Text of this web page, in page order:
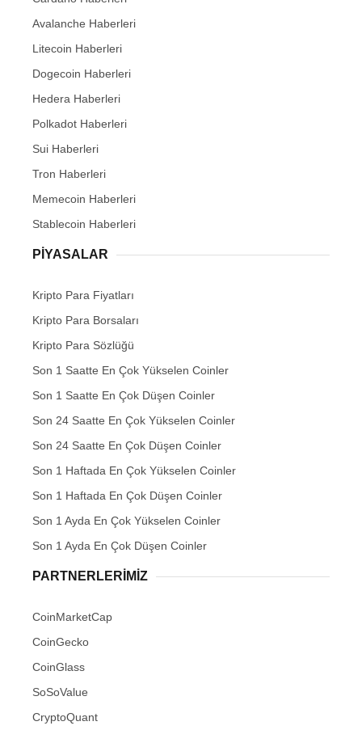
Avalanche Haberleri
Litecoin Haberleri
Dogecoin Haberleri
Hedera Haberleri
Polkadot Haberleri
Sui Haberleri
Tron Haberleri
Memecoin Haberleri
Stablecoin Haberleri
PIYASALAR
Kripto Para Fiyatları
Kripto Para Borsaları
Kripto Para Sözlüğü
Son 1 Saatte En Çok Yükselen Coinler
Son 1 Saatte En Çok Düşen Coinler
Son 24 Saatte En Çok Yükselen Coinler
Son 24 Saatte En Çok Düşen Coinler
Son 1 Haftada En Çok Yükselen Coinler
Son 1 Haftada En Çok Düşen Coinler
Son 1 Ayda En Çok Yükselen Coinler
Son 1 Ayda En Çok Düşen Coinler
PARTNERLERIMIZ
CoinMarketCap
CoinGecko
CoinGlass
SoSoValue
CryptoQuant